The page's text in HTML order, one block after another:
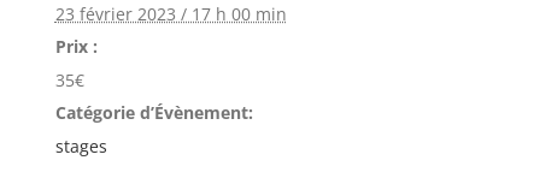
23 février 2023 / 17 h 00 min
Prix :
35€
Catégorie d’Évènement:
stages